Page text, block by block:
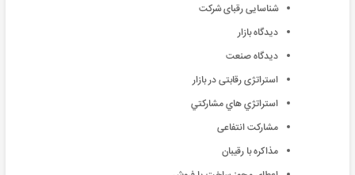
شناسايى رقباى شرکت
ديدگاه بازار
ديدگاه صنعت
استراتژی رقابتی در بازار
استراتژي هاي مشاركتي
مشارکت انتفاعی
مذاکره با رقیبان